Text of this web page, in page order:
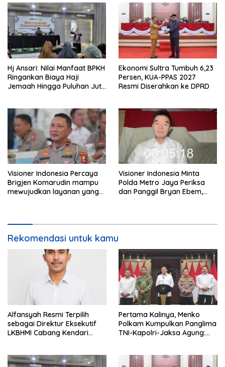
Hj Ansari: Nilai Manfaat BPKH
Ringankan Biaya Haji
Jemaah Hingga Puluhan Juta
Ekonomi Sultra Tumbuh 6,23
Persen, KUA-PPAS 2027
Resmi Diserahkan ke DPRD
Visioner Indonesia Percaya
Brigjen Komarudin mampu
mewujudkan layanan yang
Visioner Indonesia Minta
Polda Metro Jaya Periksa
dan Panggil Bryan Ebem,
Rekomendasi untuk kamu
Alfansyah Resmi Terpilih
sebagai Direktur Eksekutif
LKBHMI Cabang Kendari
Pertama Kalinya, Menko
Polkam Kumpulkan Panglima
TNI-Kapolri-Jaksa Agung: